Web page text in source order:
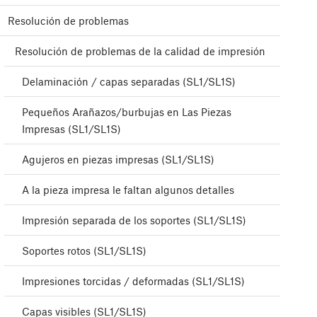
Resolución de problemas
Resolución de problemas de la calidad de impresión
Delaminación / capas separadas (SL1/SL1S)
Pequeños Arañazos/burbujas en Las Piezas
Impresas (SL1/SL1S)
Agujeros en piezas impresas (SL1/SL1S)
A la pieza impresa le faltan algunos detalles
Impresión separada de los soportes (SL1/SL1S)
Soportes rotos (SL1/SL1S)
Impresiones torcidas / deformadas (SL1/SL1S)
Capas visibles (SL1/SL1S)